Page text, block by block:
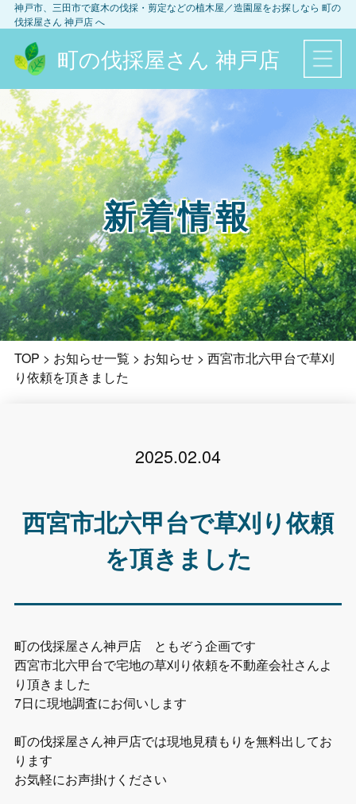
神戸市、三田市で庭木の伐採・剪定などの植木屋／造園屋をお探しなら 町の
伐採屋さん 神戸店へ
町の伐採屋さん 神戸店
新着情報
TOP > お知らせ一覧 > お知らせ> 西宮市北六甲台で草刈
り依頼を頂きました
2025.02.04
西宮市北六甲台で草刈り依頼
を頂きました
町の伐採屋さん神戸店 ともぞう企画です
西宮市北六甲台で宅地の草刈り依頼を不動産会社さんよ
り頂きました
7日に現地調査にお伺いします
町の伐採屋さん神戸店では現地見積もりを無料出してお
ります
お気軽にお声掛けください